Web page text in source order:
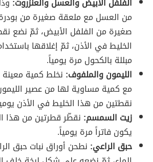
من العسل مع ملعقة صغيرة من بودرة
صغيرة من الفلفل الأبيض، ثمّ نضع
الخليط في الأذن، ثمّ إغلاقها
مبللة بالكحول مرة يومياً.
الليمون والملفوف: نخلط كمية
مع كمية مساوية لها من عصير
نقطتين من هذا الخليط في الأذن
زيت السمسم: نقطّر قطرتين من هذا
يكون فاتراً مرة يومياً.
حبق الراعي: نطحن أوراق نبات حبق